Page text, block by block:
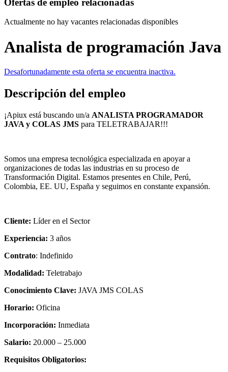
Actualmente no hay vacantes relacionadas disponibles
Analista de programación Java
Desafortunadamente esta oferta se encuentra inactiva.
Descripción del empleo
¡Apiux está buscando un/a ANALISTA PROGRAMADOR
JAVA y COLAS JMS para TELETRABAJAR!!!
Somos una empresa tecnológica especializada en apoyar a
organizaciones de todas las industrias en su proceso de
Transformación Digital. Estamos presentes en Chile, Perú,
Colombia, EE. UU, España y seguimos en constante expansión.
Cliente: Líder en el Sector
Experiencia: 3 años
Contrato: Indefinido
Modalidad: Teletrabajo
Conocimiento Clave: JAVA JMS COLAS
Horario: Oficina
Incorporación: Inmediata
Salario: 20.000 – 25.000
Requisitos Obligatorios: